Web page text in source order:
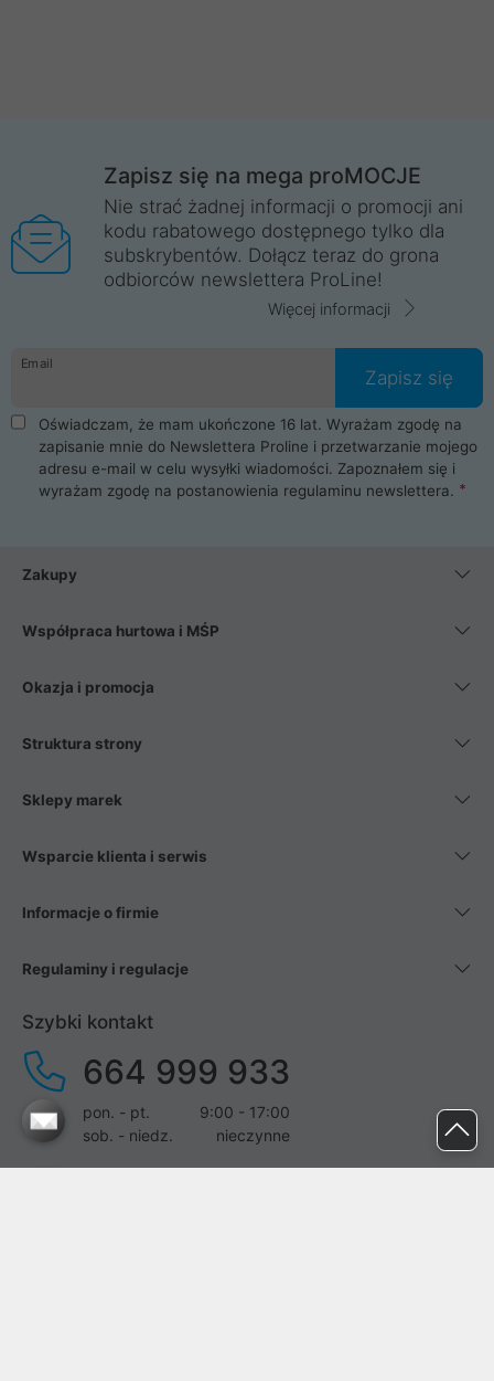
Zapisz się na mega proMOCJE
Nie strać żadnej informacji o promocji ani
kodu rabatowego dostępnego tylko dla
subskrybentów. Dołącz teraz do grona
odbiorców newslettera ProLine!
Więcej informacji
Email
Zapisz się
Oświadczam, że mam ukończone 16 lat. Wyrażam zgodę na
zapisanie mnie do Newslettera Proline i przetwarzanie mojego
adresu e-mail w celu wysyłki wiadomości. Zapoznałem się i
wyrażam zgodę na postanowienia regulaminu newslettera.
Zakupy
Współpraca hurtowa i MŚP
Okazja i promocja
Struktura strony
Sklepy marek
Wsparcie klienta i serwis
Informacje o firmie
Regulaminy i regulacje
Szybki kontakt
664 999 933
pon. - pt.
9:00 - 17:00
sob. - niedz.
nieczynne